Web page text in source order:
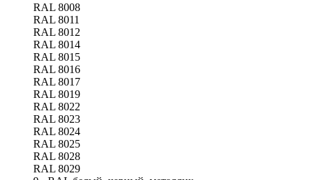
RAL 8008
RAL 8011
RAL 8012
RAL 8014
RAL 8015
RAL 8016
RAL 8017
RAL 8019
RAL 8022
RAL 8023
RAL 8024
RAL 8025
RAL 8028
RAL 8029